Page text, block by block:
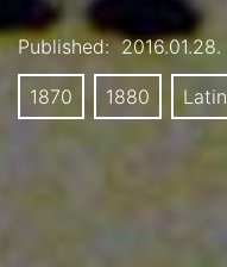
Published: 2016.01.28.
1870 1880 Latin